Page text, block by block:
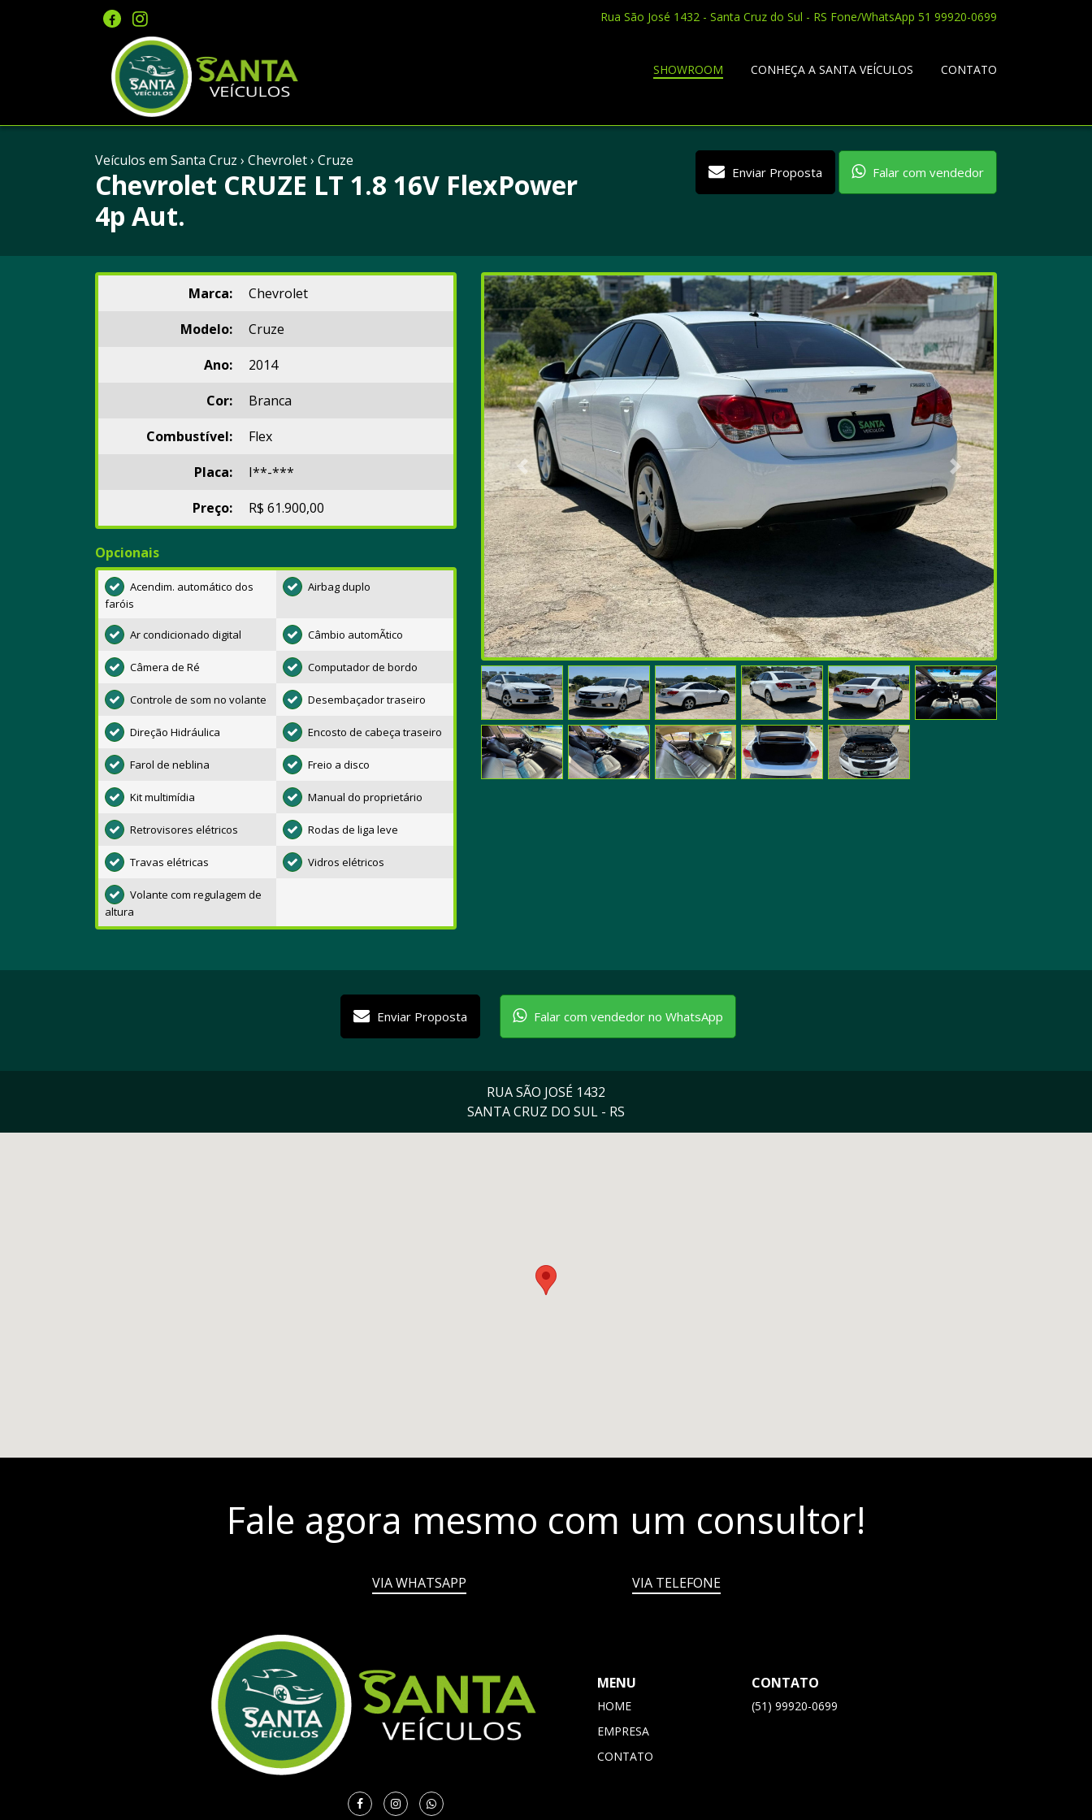
Rua São José 1432 - Santa Cruz do Sul - RS Fone/WhatsApp 51 99920-0699
SHOWROOM CONHEÇA A SANTA VEÍCULOS CONTATO
Veículos em Santa Cruz › Chevrolet› Cruze
Chevrolet CRUZE LT 1.8 16V FlexPower
4p Aut.
Enviar Proposta Falar com vendedor
Marca:
Chevrolet
Modelo:
Cruze
Ano:
2014
Cor:
Branca
Combustível:
Flex
Placa:
I**-***
Preço:
R$ 61.900,00
Opcionais
Acendim. automático dos
faróis
Airbag duplo
Ar condicionado digital Câmbio automÃtico
Câmera de Ré Computador de bordo
Controle de som no volante Desembaçador traseiro
Direção Hidráulica Encosto de cabeça traseiro
Farol de neblina Freio a disco
Kit multimídia Manual do proprietário
Retrovisores elétricos Rodas de liga leve
Travas elétricas Vidros elétricos
Volante com regulagem de
altura
Anterior Próximo
Enviar Proposta Falar com vendedor no WhatsApp
RUA SÃO JOSÉ 1432
SANTA CRUZ DO SUL - RS
Fale agora mesmo com um consultor!
VIA WHATSAPP VIA TELEFONE
MENU
HOME
EMPRESA
CONTATO
CONTATO
(51) 99920-0699